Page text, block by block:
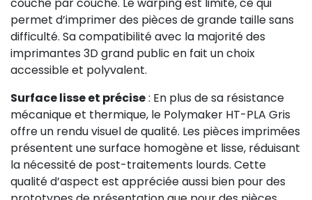
permet d’imprimer des pièces de grande taille sans
difficulté. Sa compatibilité avec la majorité des
imprimantes 3D grand public en fait un choix
accessible et polyvalent.
Surface lisse et précise: En plus de sa résistance
mécanique et thermique, le Polymaker HT-PLA Gris
offre un rendu visuel de qualité. Les pièces imprimées
présentent une surface homogène et lisse, réduisant
la nécessité de post-traitements lourds. Cette
qualité d’aspect est appréciée aussi bien pour des